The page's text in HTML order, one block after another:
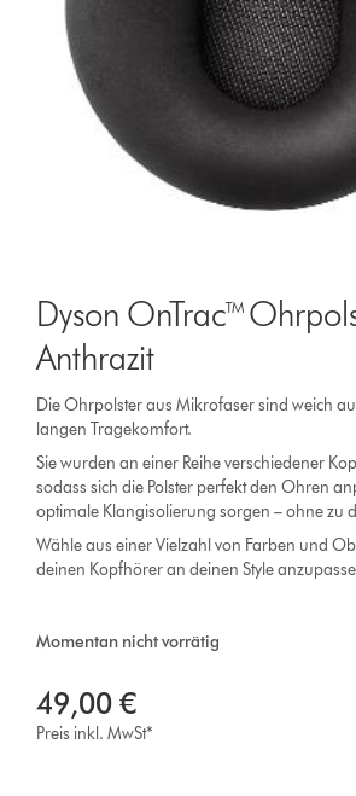
Dyson OnTrac™
Anthrazit
Die Ohrpolster aus Mikrofaser sind weich
langen Tragekomfort.
Sie wurden an einer Reihe verschiedener
sodass sich die Polster perfekt den Ohren
optimale Klangisolierung sorgen – ohne zu
Wähle aus einer Vielzahl von Farben und
deinen Kopfhörer an deinen Style
Momentan nicht vorrätig
49,00 €
Preis inkl. MwSt*